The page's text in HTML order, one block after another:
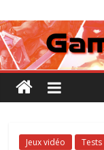
au
contenu
Tests
et
Actu
des
vidéo
Jeux vidéo Tests